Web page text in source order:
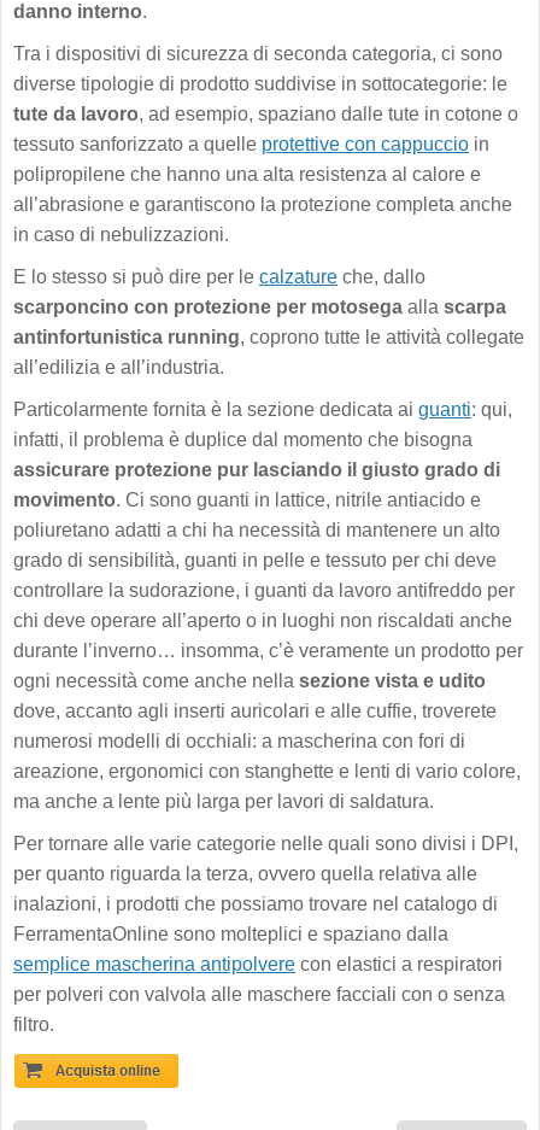
danno interno.
Tra i dispositivi di sicurezza di seconda categoria, ci sono
diverse tipologie di prodotto suddivise in sottocategorie: le
tute da lavoro, ad esempio, spaziano dalle tute in cotone o
tessuto sanforizzato a quelle protettive con cappuccio in
polipropilene che hanno una alta resistenza al calore e
all’abrasione e garantiscono la protezione completa anche
in caso di nebulizzazioni.
E lo stesso si può dire per le calzature che, dallo
scarponcino con protezione per motosega alla scarpa
antinfortunistica running, coprono tutte le attività collegate
all’edilizia e all’industria.
Particolarmente fornita è la sezione dedicata ai guanti: qui,
infatti, il problema è duplice dal momento che bisogna
assicurare protezione pur lasciando il giusto grado di
movimento. Ci sono guanti in lattice, nitrile antiacido e
poliuretano adatti a chi ha necessità di mantenere un alto
grado di sensibilità, guanti in pelle e tessuto per chi deve
controllare la sudorazione, i guanti da lavoro antifreddo per
chi deve operare all’aperto o in luoghi non riscaldati anche
durante l’inverno… insomma, c’è veramente un prodotto per
ogni necessità come anche nella sezione vista e udito
dove, accanto agli inserti auricolari e alle cuffie, troverete
numerosi modelli di occhiali: a mascherina con fori di
areazione, ergonomici con stanghette e lenti di vario colore,
ma anche a lente più larga per lavori di saldatura.
Per tornare alle varie categorie nelle quali sono divisi i DPI,
per quanto riguarda la terza, ovvero quella relativa alle
inalazioni, i prodotti che possiamo trovare nel catalogo di
FerramentaOnline sono molteplici e spaziano dalla
semplice mascherina antipolvere con elastici a respiratori
per polveri con valvola alle maschere facciali con o senza
filtro.